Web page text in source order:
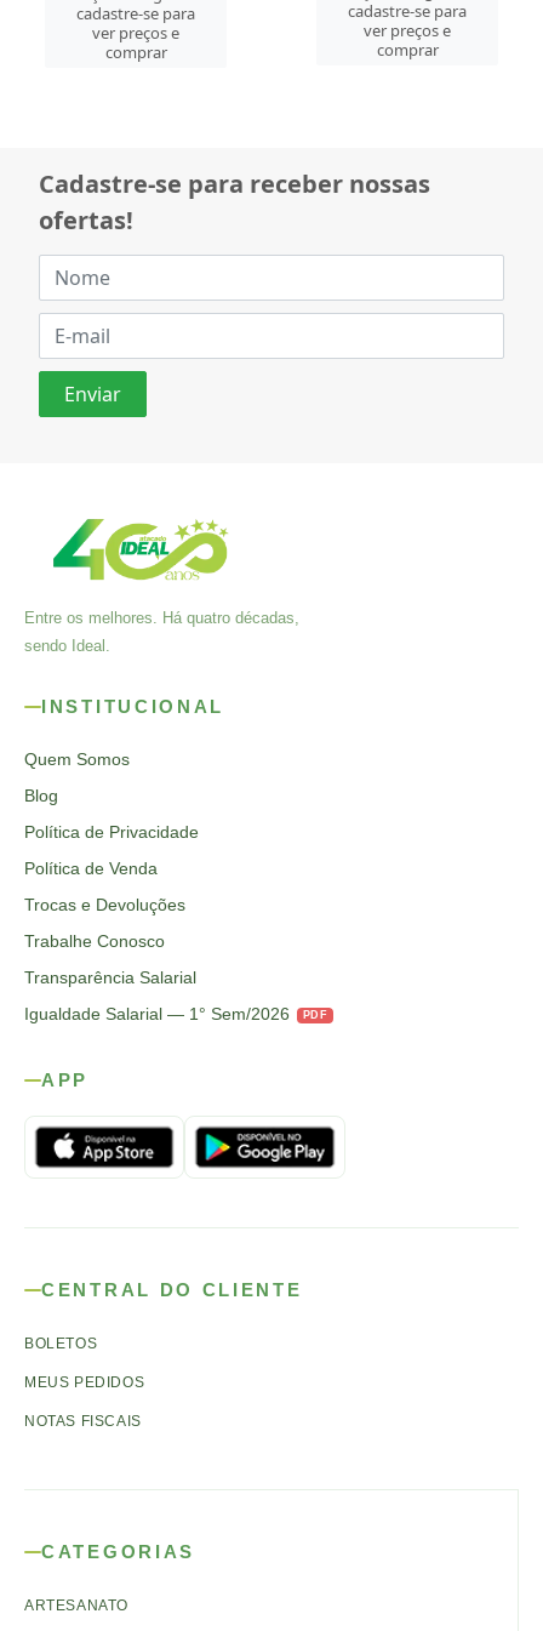
cadastre-se para
ver preços e
comprar
cadastre-se para
ver preços e
comprar
Cadastre-se para receber nossas
ofertas!
Entre os melhores. Há quatro décadas,
sendo Ideal.
INSTITUCIONAL
Quem Somos
Blog
Política de Privacidade
Política de Venda
Trocas e Devoluções
Trabalhe Conosco
Transparência Salarial
Igualdade Salarial — 1° Sem/2026
PDF
APP
CENTRAL DO CLIENTE
BOLETOS
MEUS PEDIDOS
NOTAS FISCAIS
CATEGORIAS
ARTESANATO